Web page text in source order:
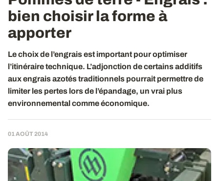
bien choisir la forme à
apporter
Le choix de l’engrais est important pour optimiser
l’itinéraire technique. L’adjonction de certains additifs
aux engrais azotés traditionnels pourrait permettre de
limiter les pertes lors de l’épandage, un vrai plus
environnemental comme économique.
01 AOÛT 2014